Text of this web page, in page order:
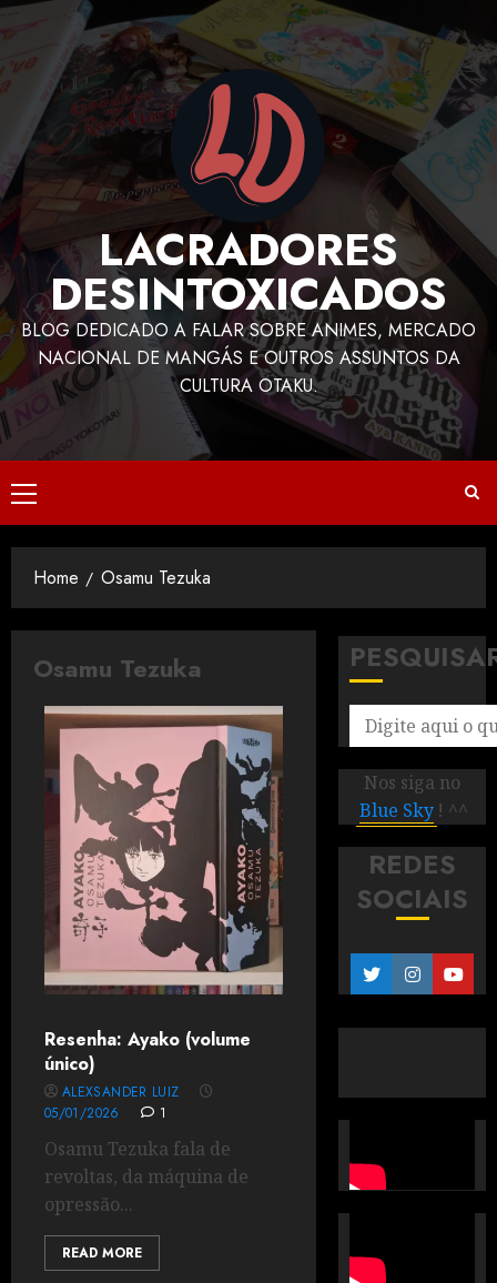
LACRADORES
DESINTOXICADOS
BLOG DEDICADO A FALAR SOBRE ANIMES, MERCADO
NACIONAL DE MANGÁS E OUTROS ASSUNTOS DA
CULTURA OTAKU.
Home Osamu Tezuka
Osamu Tezuka
Resenha: Ayako (volume
único)
ALEXSANDER LUIZ
05/01/2026
1
Osamu Tezuka fala de
revoltas, da máquina de
opressão...
READ MORE
Nos siga no
Blue Sky ! ^^
REDES
SOCIAIS